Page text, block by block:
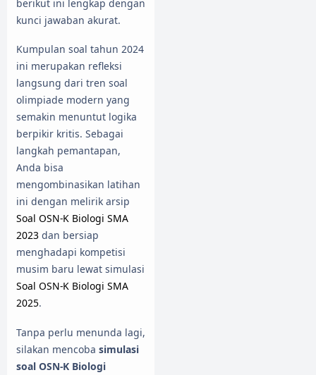
berikut ini lengkap dengan
kunci jawaban akurat.
Kumpulan soal tahun 2024
ini merupakan refleksi
langsung dari tren soal
olimpiade modern yang
semakin menuntut logika
berpikir kritis. Sebagai
langkah pemantapan,
Anda bisa
mengombinasikan latihan
ini dengan melirik arsip
Soal OSN-K Biologi SMA
2023 dan bersiap
menghadapi kompetisi
musim baru lewat simulasi
Soal OSN-K Biologi SMA
2025.
Tanpa perlu menunda lagi,
silakan mencoba simulasi
soal OSN-K Biologi